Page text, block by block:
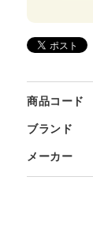
商品コード
ブランド
メーカー